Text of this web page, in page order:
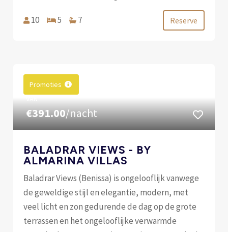
10 5 7 Reserve
Promoties
€391.00/nacht
BALADRAR VIEWS - BY
ALMARINA VILLAS
Baladrar Views (Benissa) is ongelooflijk vanwege
de geweldige stijl en elegantie, modern, met
veel licht en zon gedurende de dag op de grote
terrassen en het ongelooflijke verwarmde